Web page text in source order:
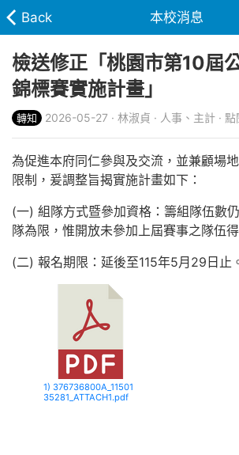
Back 本校消息
檢送修正「桃園市第10屆
錦標賽實施計畫」
轉知 2026-05-27 · 林淑貞 · 人事、主計 ·
為促進本府同仁參與及交流，並兼顧場
限制，爰調整旨揭實施計畫如下：
(一) 組隊方式暨參加資格：籌組隊伍數
隊為限，惟開放未參加上屆賽事之隊伍
(二) 報名期限：延後至115年5月29日止
1) 376736800A_11501
35281_ATTACH1.pdf